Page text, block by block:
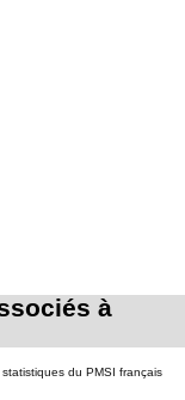
à
du PMSI français